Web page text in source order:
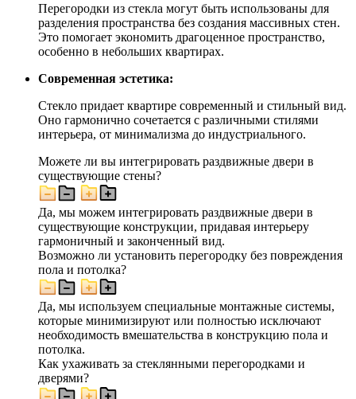
Перегородки из стекла могут быть использованы для
разделения пространства без создания массивных стен.
Это помогает экономить драгоценное пространство,
особенно в небольших квартирах.
Современная эстетика:
Стекло придает квартире современный и стильный вид.
Оно гармонично сочетается с различными стилями
интерьера, от минимализма до индустриального.
Можете ли вы интегрировать раздвижные двери в
существующие стены?
Да, мы можем интегрировать раздвижные двери в
существующие конструкции, придавая интерьеру
гармоничный и законченный вид.
Возможно ли установить перегородку без повреждения
пола и потолка?
Да, мы используем специальные монтажные системы,
которые минимизируют или полностью исключают
необходимость вмешательства в конструкцию пола и
потолка.
Как ухаживать за стеклянными перегородками и
дверями?